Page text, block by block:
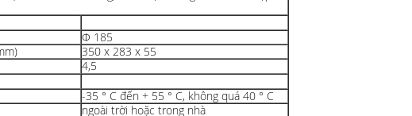
Φ 185
350 x 283 x 55
4,5
-35 ° C đến + 55 ° C, không quá 40 ° C
ngoài trời hoặc trong nhà